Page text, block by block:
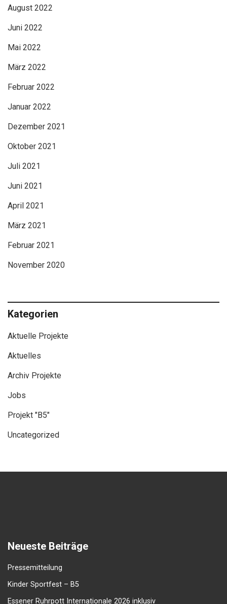
August 2022
Juni 2022
Mai 2022
März 2022
Februar 2022
Januar 2022
Dezember 2021
Oktober 2021
Juli 2021
Juni 2021
April 2021
März 2021
Februar 2021
November 2020
Kategorien
Aktuelle Projekte
Aktuelles
Archiv Projekte
Jobs
Projekt "B5"
Uncategorized
Neueste Beiträge
Pressemitteilung
Kinder Sportfest – B5
Essener Ruhrpott Internationale 2026 inklusiv